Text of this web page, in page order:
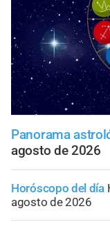
Panorama
agosto de 2026
Horóscopo del día
agosto de 2026